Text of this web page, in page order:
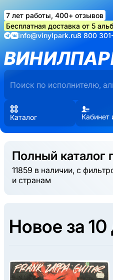
7 лет работы, 400+ отзывов
Бесплатная доставка от 5
info@vinylpark.ru8 800
Каталог Кабинет
Полный каталог
11859 в наличии, с
и странам
Новое за